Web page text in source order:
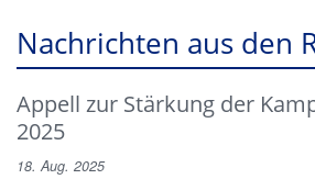
Nachrichten aus den
Appell zur Stärkung der
2025
18. Aug. 2025